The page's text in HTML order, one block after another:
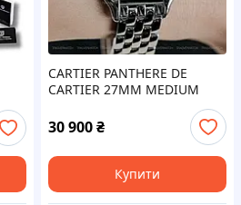
CARTIER PANTHERE DE
CARTIER 27MM MEDIUM
годинник картьє пантер
30 900₴
Купити